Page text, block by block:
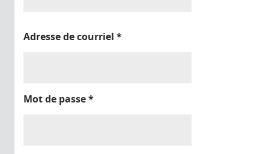
Adresse de courriel *
Mot de passe*